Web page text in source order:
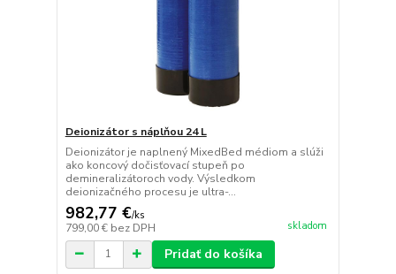
Deionizátor s náplňou 24 L
Deionizátor je naplnený MixedBed médiom a slúži
ako koncový dočisťovací stupeň po
demineralizátoroch vody. Výsledkom
deionizačného procesu je ultra-...
982,77 €/ks
799,00 € bez DPH skladom
Pridať do košíka